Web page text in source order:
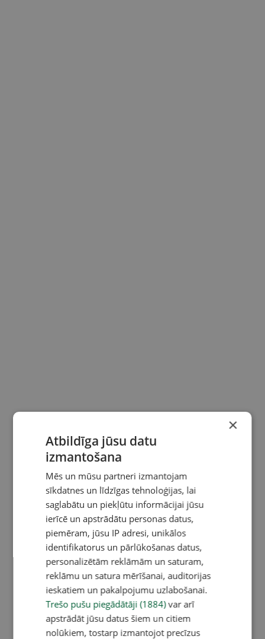
×
Atbildīga jūsu datu
izmantošana
Mēs un mūsu partneri izmantojam
sīkdatnes un līdzīgas tehnoloģijas, lai
saglabātu un piekļūtu informācijai jūsu
ierīcē un apstrādātu personas datus,
piemēram, jūsu IP adresi, unikālos
identifikatorus un pārlūkošanas datus,
personalizētām reklāmām un saturam,
reklāmu un satura mērīšanai, auditorijas
ieskatiem un pakalpojumu uzlabošanai.
Trešo pušu piegādātāji (1884)var arī
apstrādāt jūsu datus šiem un citiem
nolūkiem, tostarp izmantojot precīzus